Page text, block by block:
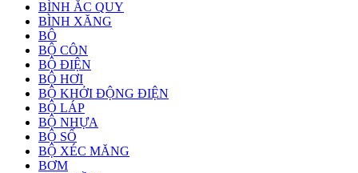
BÌNH ẮC QUY
BÌNH XĂNG
BÔ
BỘ CÔN
BỘ ĐIỆN
BỘ HƠI
BỘ KHỞI ĐỘNG ĐIỆN
BỘ LÁP
BỘ NHỰA
BỘ SỐ
BỘ XÉC MĂNG
BƠM